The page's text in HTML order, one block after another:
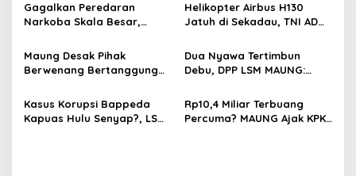
p
o
s
Merah Putih Sepanjang 4
Gelar Pelayanan Medis
Door-to-Door di Desa
Gagalkan Peredaran
Narkoba Skala Besar,
21,4 Kg Sabu dan Serahkan
WNA Malaysia ke BNNP
Helikopter Airbus H130
Jatuh di Sekadau, TNI AD
untuk Pencarian dan
Evakuasi
Maung Desak Pihak
Berwenang Bertanggung
Tahanan Kejari Pontianak
Dua Nyawa Tertimbun
Debu, DPP LSM MAUNG:
Prioritas Tak Bisa Ditawar
Kasus Korupsi Bappeda
Kapuas Hulu Senyap?, LSM
Rp10,4 Miliar Terbuang
Percuma? MAUNG Ajak KPK